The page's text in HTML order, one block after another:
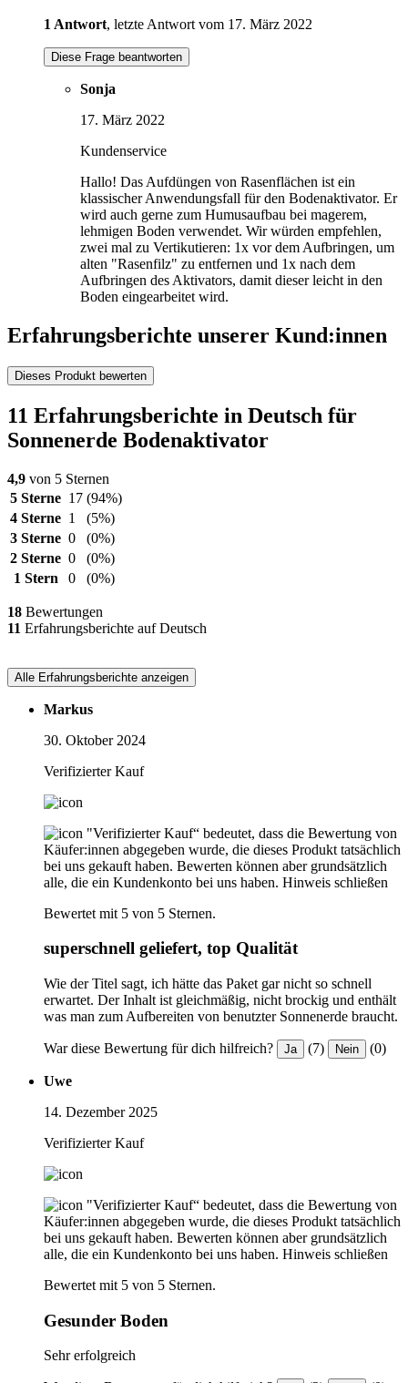
1 Antwort, letzte Antwort vom 17. März 2022
Diese Frage beantworten
Sonja
17. März 2022
Kundenservice
Hallo! Das Aufdüngen von Rasenflächen ist ein
klassischer Anwendungsfall für den Bodenaktivator. Er
wird auch gerne zum Humusaufbau bei magerem,
lehmigen Boden verwendet. Wir würden empfehlen,
zwei mal zu Vertikutieren: 1x vor dem Aufbringen, um
alten "Rasenfilz" zu entfernen und 1x nach dem
Aufbringen des Aktivators, damit dieser leicht in den
Boden eingearbeitet wird.
Erfahrungsberichte unserer Kund:innen
Dieses Produkt bewerten
11 Erfahrungsberichte in Deutsch für
Sonnenerde Bodenaktivator
4,9 von 5 Sternen
5 Sterne 17 (94%)
4 Sterne 1
(5%)
3 Sterne 0
(0%)
2 Sterne 0
(0%)
1 Stern
0 (0%)
18 Bewertungen
11 Erfahrungsberichte auf Deutsch
Alle Erfahrungsberichte anzeigen
Markus
30. Oktober 2024
Verifizierter Kauf
"Verifizierter Kauf“ bedeutet, dass die Bewertung von
Käufer:innen abgegeben wurde, die dieses Produkt tatsächlich
bei uns gekauft haben. Bewerten können aber grundsätzlich
alle, die ein Kundenkonto bei uns haben. Hinweis schließen
Bewertet mit 5 von 5 Sternen.
superschnell geliefert, top Qualität
Wie der Titel sagt, ich hätte das Paket gar nicht so schnell
erwartet. Der Inhalt ist gleichmäßig, nicht brockig und enthält
was man zum Aufbereiten von benutzter Sonnenerde braucht.
War diese Bewertung für dich hilfreich? Ja (7) Nein (0)
Uwe
14. Dezember 2025
Verifizierter Kauf
"Verifizierter Kauf“ bedeutet, dass die Bewertung von
Käufer:innen abgegeben wurde, die dieses Produkt tatsächlich
bei uns gekauft haben. Bewerten können aber grundsätzlich
alle, die ein Kundenkonto bei uns haben. Hinweis schließen
Bewertet mit 5 von 5 Sternen.
Gesunder Boden
Sehr erfolgreich